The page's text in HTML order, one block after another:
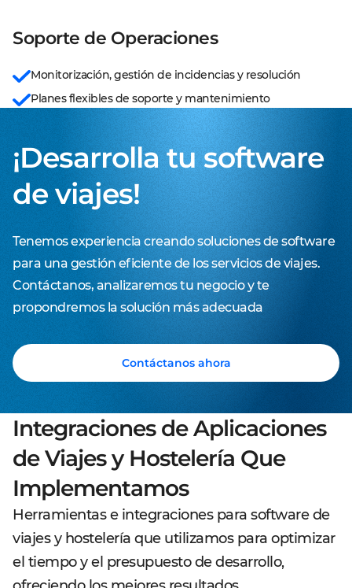
Soporte de Operaciones
Monitorización, gestión de incidencias y resolución
Planes flexibles de soporte y mantenimiento
¡Desarrolla tu software
de viajes!
Tenemos experiencia creando soluciones de software
para una gestión eficiente de los servicios de viajes.
Contáctanos, analizaremos tu negocio y te
propondremos la solución más adecuada
Contáctanos ahora
Integraciones de Aplicaciones
de Viajes y Hostelería Que
Implementamos
Herramientas e integraciones para software de
viajes y hostelería que utilizamos para optimizar
el tiempo y el presupuesto de desarrollo,